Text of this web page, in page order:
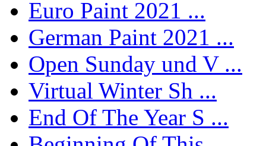
Euro Paint 2021 ...
German Paint 2021 ...
Open Sunday und V ...
Virtual Winter Sh ...
End Of The Year S ...